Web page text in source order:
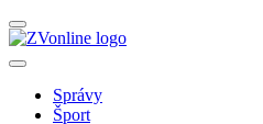
Správy
Šport